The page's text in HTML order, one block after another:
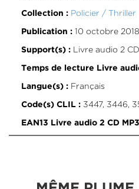
Collection : Policier / Thriller
Publication :10 octobre 2018
Support(s) :Livre audio 2
Temps de lecture Livre
Langue(s) :Français
Code(s) CLIL :3447, 3446,
EAN13 Livre audio 2 CD